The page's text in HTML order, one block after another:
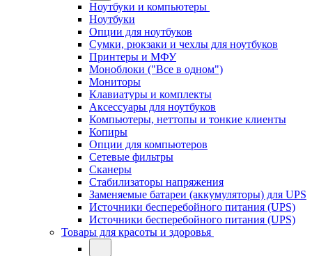
Ноутбуки и компьютеры
Ноутбуки
Опции для ноутбуков
Сумки, рюкзаки и чехлы для ноутбуков
Принтеры и МФУ
Моноблоки ("Все в одном")
Мониторы
Клавиатуры и комплекты
Аксессуары для ноутбуков
Компьютеры, неттопы и тонкие клиенты
Копиры
Опции для компьютеров
Сетевые фильтры
Сканеры
Стабилизаторы напряжения
Заменяемые батареи (аккумуляторы) для UPS
Источники бесперебойного питания (UPS)
Источники бесперебойного питания (UPS)
Товары для красоты и здоровья